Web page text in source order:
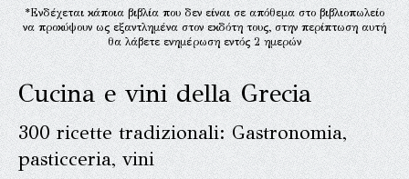
*Ενδέχεται κάποια βιβλία που δεν είναι σε απόθεμα στο βιβλιοπωλείο
να προκύψουν ως εξαντλημένα στον εκδότη τους, στην περίπτωση αυτή
θα λάβετε ενημέρωση εντός 2 ημερών
Cucina e vini della Grecia
300 ricette tradizionali: Gastronomia,
pasticceria, vini